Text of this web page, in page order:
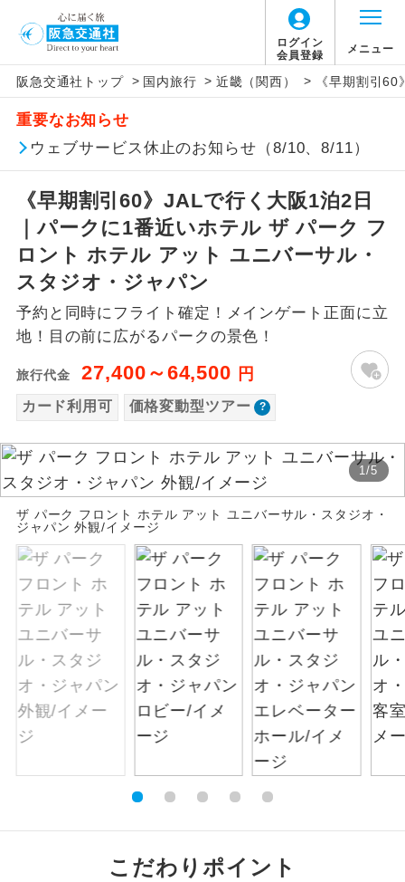
ログイン
会員登録
メニュー
阪急交通社トップ > 国内旅行 > 近畿（関西） > 《早期割引
重要なお知らせ
ウェブサービス休止のお知らせ（8/10、8/11）
《早期割引60》JALで行く大阪1泊2日
｜パークに1番近いホテル ザ パーク フ
ロント ホテル アット ユニバーサル・
スタジオ・ジャパン
予約と同時にフライト確定！メインゲート正面に立
地！目の前に広がるパークの景色！
旅行代金 27,400～64,500 円
カード利用可 価格変動型ツアー
1/5
ザ パーク フロント ホテル アット ユニバーサル・スタジオ・
ジャパン 外観/イメージ
こだわりポイント
アイコン 説明
添乗員同行
往路出発空港（駅）から復路到着空港
（駅）まで同行します。
現地添乗員同
現地到着空港（駅）から最終日出発空港
（駅）まで添乗員が同行します。
バスガイド乗
務
バスガイドが乗務し、車内での観光案内
があります。
新コース 初登場のコースです。
世界遺産
ユネスコに登録されている文化遺産や自
然遺産を訪ねるコースです。
絶景スポットに立ち寄るコースです。
温泉 温泉地にも宿泊するコースです。
露天風呂
ご宿泊ホテルに露天風呂が付いていま
す。
大浴場
全食事付き
全てのお食事が付いていますので、お食
事の心配はいりません。（機内食を除
く）
お部屋にてゆっくりとお召し上がりいた
だけます。
トラベルイヤ
周りの音を気にせず、ガイドさんの説明
をじっくり聞くことができます。
す。
「価格変動型ツアー」に関するご案内
価格変動型ツアーとは
賃」を利用したツアーです。
お申し込み時期・ご利用便の空席状況に
よって料金が変動いたします。
以下の注意事項をあらかじめご了承いただき
ますようお願いいたします。
お支払いについて
お支払いは、クレジットカード決済のみとな
ります。
お申し込みの最後にクレジットカード決済を
していただき、決済手続き完了をもちまし
て、ご旅行の契約が成立となります。
ご予約方法について
ウェブ限定コースとなりますので、コールセ
ンター及びカウンターでのお申し込みはでき
ません。